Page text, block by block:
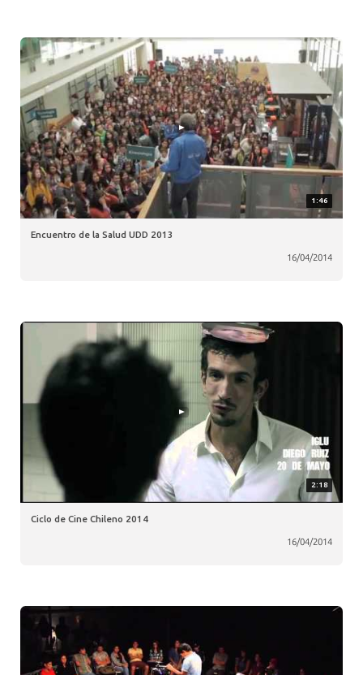
1:46
Encuentro de la Salud UDD 2013
16/04/2014
2:18
Ciclo de Cine Chileno 2014
16/04/2014